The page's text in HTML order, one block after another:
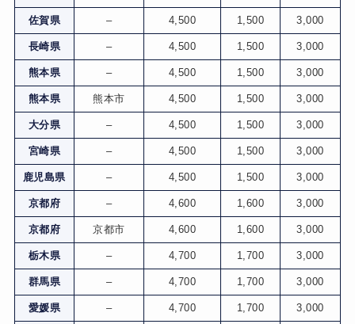
佐賀県 – 4,500 1,500 3,000
長崎県 – 4,500 1,500 3,000
熊本県 – 4,500 1,500 3,000
熊本県 熊本市 4,500 1,500 3,000
大分県 – 4,500 1,500 3,000
宮崎県 – 4,500 1,500 3,000
鹿児島県 – 4,500 1,500 3,000
京都府 – 4,600 1,600 3,000
京都府 京都市 4,600 1,600 3,000
栃木県 – 4,700 1,700 3,000
群馬県 – 4,700 1,700 3,000
愛媛県 – 4,700 1,700 3,000